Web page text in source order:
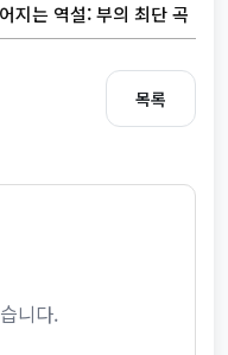
지는 역설: 부의 최단 곡
목록
니다.